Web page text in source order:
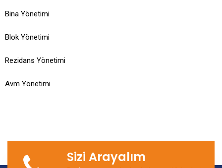
Bina Yönetimi
Blok Yönetimi
Rezidans Yönetimi
Avm Yönetimi
Sizi Arayalım